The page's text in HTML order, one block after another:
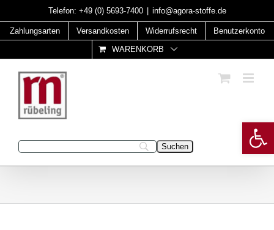
to
content
Telefon: +49 (0) 5693-7400 info@agora-stoffe.de
Zahlungsarten Versandkosten Widerrufsrecht
Benutzerkonto
WARENKORB